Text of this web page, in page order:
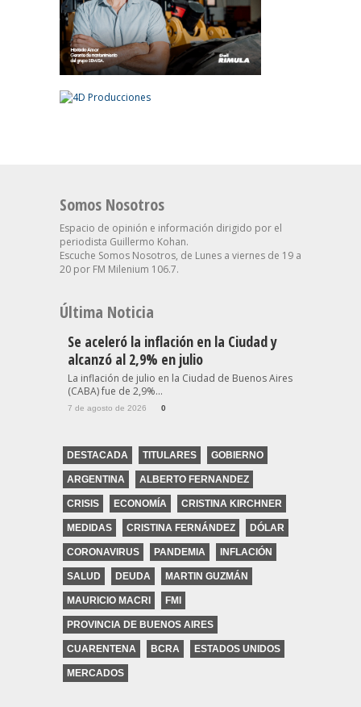
Somos Nosotros
Espacio de opinión e información dirigido por el
periodista Guillermo Kohan.
Escuche Somos Nosotros, de Lunes a viernes de 19 a
20 por FM Milenium 106.7.
Última Noticia
Se aceleró la inflación en la Ciudad y
alcanzó al 2,9% en julio
La inflación de julio en la Ciudad de Buenos Aires
(CABA) fue de 2,9%...
7 de agosto de 2026 0
DESTACADA TITULARES GOBIERNO
ARGENTINA ALBERTO FERNANDEZ
CRISIS ECONOMÍA CRISTINA KIRCHNER
MEDIDAS CRISTINA FERNÁNDEZ DÓLAR
CORONAVIRUS PANDEMIA INFLACIÓN
SALUD DEUDA MARTIN GUZMÁN
MAURICIO MACRI FMI
PROVINCIA DE BUENOS AIRES
CUARENTENA BCRA ESTADOS UNIDOS
MERCADOS